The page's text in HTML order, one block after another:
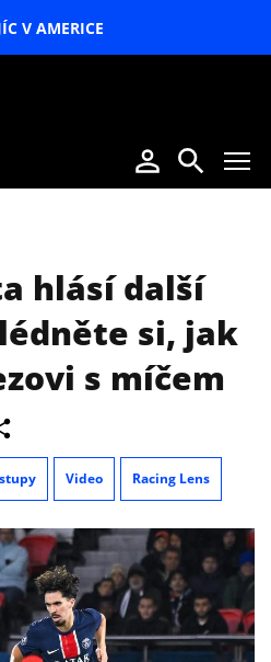
V AMERICE
hlásí další
si, jak
s míčem
Video Racing Lens